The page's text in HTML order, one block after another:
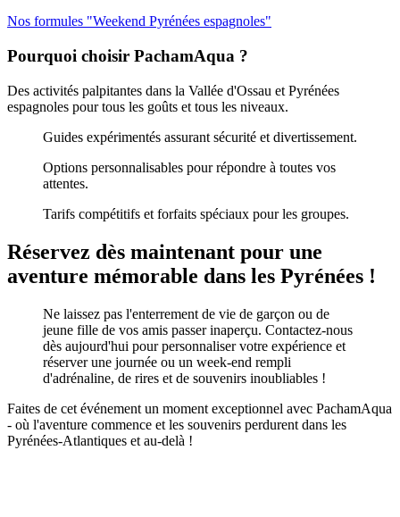
Nos formules "Weekend Pyrénées espagnoles"
Pourquoi choisir PachamAqua ?
Des activités palpitantes dans la Vallée d'Ossau et Pyrénées
espagnoles pour tous les goûts et tous les niveaux.
Guides expérimentés assurant sécurité et divertissement.
Options personnalisables pour répondre à toutes vos
attentes.
Tarifs compétitifs et forfaits spéciaux pour les groupes.
Réservez dès maintenant pour une
aventure mémorable dans les Pyrénées !
Ne laissez pas l'enterrement de vie de garçon ou de
jeune fille de vos amis passer inaperçu. Contactez-nous
dès aujourd'hui pour personnaliser votre expérience et
réserver une journée ou un week-end rempli
d'adrénaline, de rires et de souvenirs inoubliables !
Faites de cet événement un moment exceptionnel avec PachamAqua
- où l'aventure commence et les souvenirs perdurent dans les
Pyrénées-Atlantiques et au-delà !